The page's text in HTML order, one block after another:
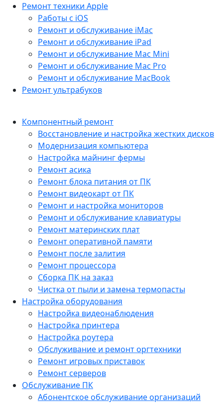
Ремонт техники Apple
Работы с iOS
Ремонт и обслуживание iMac
Ремонт и обслуживание iPad
Ремонт и обслуживание Mac Mini
Ремонт и обслуживание Mac Pro
Ремонт и обслуживание MacBook
Ремонт ультрабуков
Компонентный ремонт
Восстановление и настройка жестких дисков
Модернизация компьютера
Настройка майнинг фермы
Ремонт асика
Ремонт блока питания от ПК
Ремонт видеокарт от ПК
Ремонт и настройка мониторов
Ремонт и обслуживание клавиатуры
Ремонт материнских плат
Ремонт оперативной памяти
Ремонт после залития
Ремонт процессора
Сборка ПК на заказ
Чистка от пыли и замена термопасты
Настройка оборудования
Настройка видеонаблюдения
Настройка принтера
Настройка роутера
Обслуживание и ремонт оргтехники
Ремонт игровых приставок
Ремонт серверов
Обслуживание ПК
Абонентское обслуживание организаций